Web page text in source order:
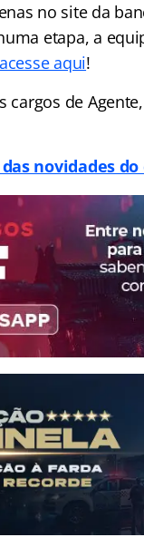
no site da
etapa, a
aqui!
cargos de
novidades